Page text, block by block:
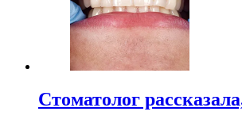
Стоматолог